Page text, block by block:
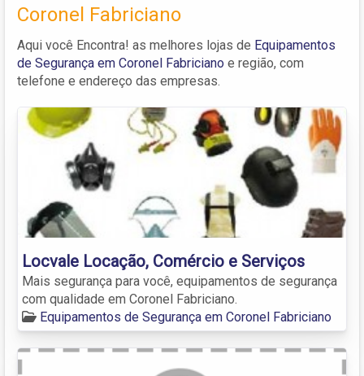
Coronel Fabriciano
Aqui você Encontra! as melhores lojas de Equipamentos
de Segurança em Coronel Fabriciano e região, com
telefone e endereço das empresas.
Locvale Locação, Comércio e Serviços
Mais segurança para você, equipamentos de segurança
com qualidade em Coronel Fabriciano.
Equipamentos de Segurança em Coronel Fabriciano